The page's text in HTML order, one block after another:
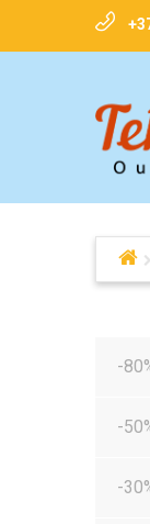
-
-
-